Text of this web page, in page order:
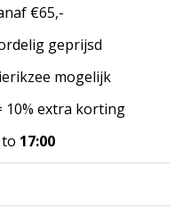
€65,-
geprijsd
mogelijk
10% extra korting
to 17:00